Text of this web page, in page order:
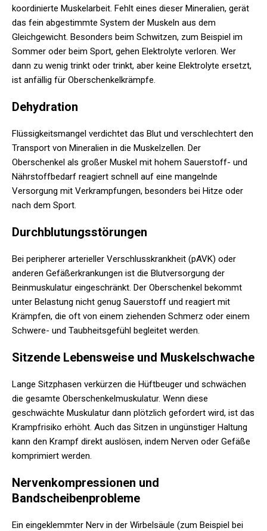
koordinierte Muskelarbeit. Fehlt eines dieser Mineralien, gerät
das fein abgestimmte System der Muskeln aus dem
Gleichgewicht. Besonders beim Schwitzen, zum Beispiel im
Sommer oder beim Sport, gehen Elektrolyte verloren. Wer
dann zu wenig trinkt oder trinkt, aber keine Elektrolyte ersetzt,
ist anfällig für Oberschenkelkrämpfe.
Dehydration
Flüssigkeitsmangel verdichtet das Blut und verschlechtert den
Transport von Mineralien in die Muskelzellen. Der
Oberschenkel als großer Muskel mit hohem Sauerstoff- und
Nährstoffbedarf reagiert schnell auf eine mangelnde
Versorgung mit Verkrampfungen, besonders bei Hitze oder
nach dem Sport.
Durchblutungsstörungen
Bei peripherer arterieller Verschlusskrankheit (pAVK) oder
anderen Gefäßerkrankungen ist die Blutversorgung der
Beinmuskulatur eingeschränkt. Der Oberschenkel bekommt
unter Belastung nicht genug Sauerstoff und reagiert mit
Krämpfen, die oft von einem ziehenden Schmerz oder einem
Schwere- und Taubheitsgefühl begleitet werden.
Sitzende Lebensweise und Muskelschwache
Lange Sitzphasen verkürzen die Hüftbeuger und schwächen
die gesamte Oberschenkelmuskulatur. Wenn diese
geschwächte Muskulatur dann plötzlich gefordert wird, ist das
Krampfrisiko erhöht. Auch das Sitzen in ungünstiger Haltung
kann den Krampf direkt auslösen, indem Nerven oder Gefäße
komprimiert werden.
Nervenkompressionen und
Bandscheibenprobleme
Ein eingeklemmter Nerv in der Wirbelsäule (zum Beispiel bei